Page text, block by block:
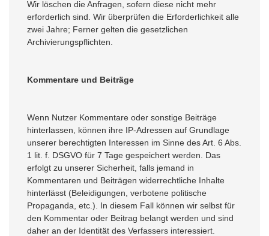
Wir löschen die Anfragen, sofern diese nicht mehr
erforderlich sind. Wir überprüfen die Erforderlichkeit alle
zwei Jahre; Ferner gelten die gesetzlichen
Archivierungspflichten.
Kommentare und Beiträge
Wenn Nutzer Kommentare oder sonstige Beiträge
hinterlassen, können ihre IP-Adressen auf Grundlage
unserer berechtigten Interessen im Sinne des Art. 6 Abs.
1 lit. f. DSGVO für 7 Tage gespeichert werden. Das
erfolgt zu unserer Sicherheit, falls jemand in
Kommentaren und Beiträgen widerrechtliche Inhalte
hinterlässt (Beleidigungen, verbotene politische
Propaganda, etc.). In diesem Fall können wir selbst für
den Kommentar oder Beitrag belangt werden und sind
daher an der Identität des Verfassers interessiert.